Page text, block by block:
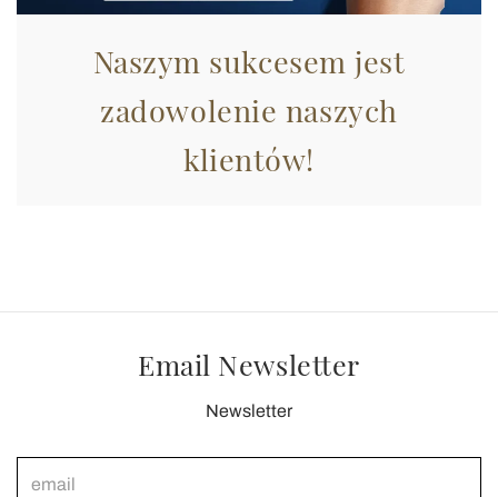
Naszym sukcesem jest
zadowolenie naszych
klientów!
Email Newsletter
Newsletter